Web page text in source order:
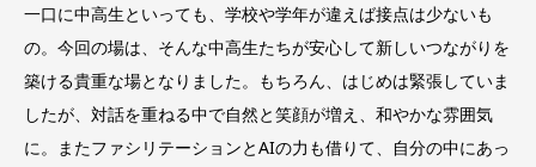
一口に中高生といっても、学校や学年が違えば接点は少ないも
の。今回の場は、そんな中高生たちが安心して新しいつながりを
築ける貴重な場となりました。もちろん、はじめは緊張していま
したが、対話を重ねる中で自然と笑顔が増え、和やかな雰囲気
に。またファシリテーションとAIの力も借りて、自分の中にあっ